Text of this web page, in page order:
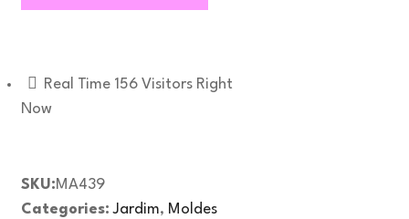
Real Time 156 Visitors Right
Now
SKU:MA439
Categories: Jardim, Moldes